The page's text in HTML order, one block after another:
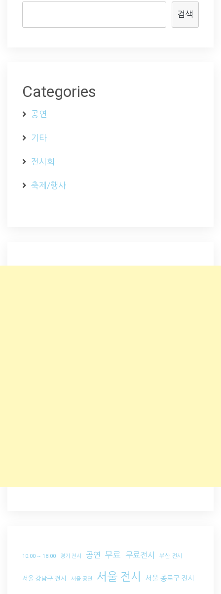
검색
Categories
공연
기타
전시회
축제/행사
10:00 ~ 18:00 경기 전시 공연 무료 무료전시 부산 전시
서울 강남구 전시 서울 공연 서울 전시 서울 종로구 전시